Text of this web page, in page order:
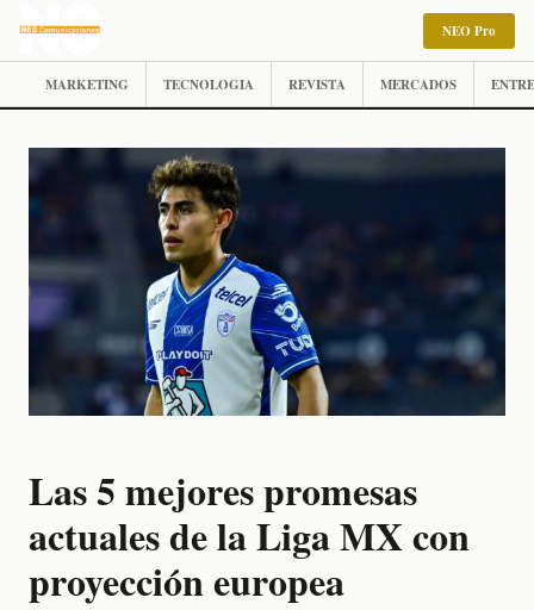
NEO Pro
MARKETING TECNOLOGIA REVISTA MERCADOS
Las 5 mejores promesas
actuales de la Liga MX con
proyección europea